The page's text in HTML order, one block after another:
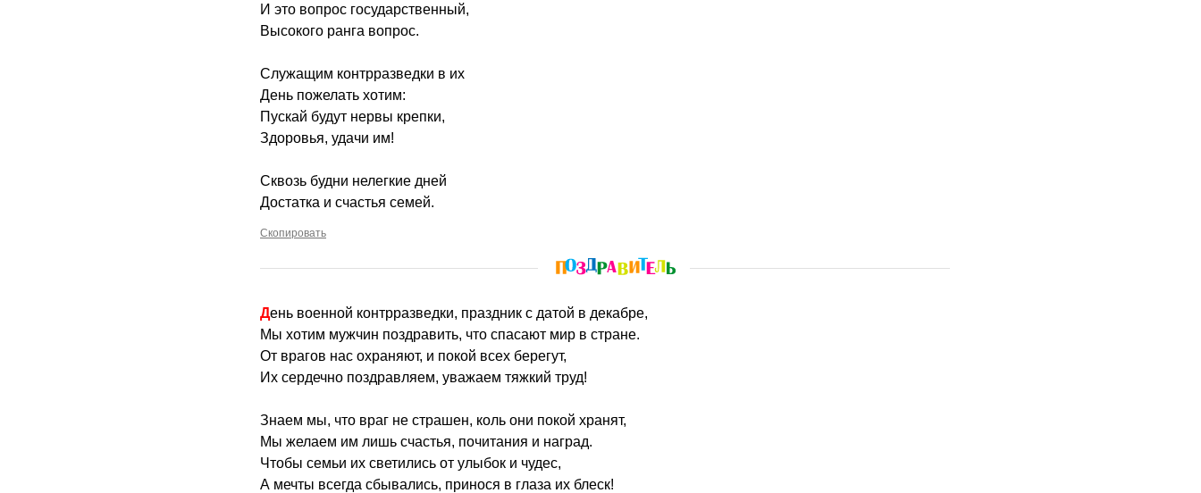
И это вопрос государственный,
Высокого ранга вопрос.
Служащим контрразведки в их
День пожелать хотим:
Пускай будут нервы крепки,
Здоровья, удачи им!
Сквозь будни нелегкие дней
Достатка и счастья семей.
Скопировать
День военной контрразведки, праздник с датой в декабре,
Мы хотим мужчин поздравить, что спасают мир в стране.
От врагов нас охраняют, и покой всех берегут,
Их сердечно поздравляем, уважаем тяжкий труд!
Знаем мы, что враг не страшен, коль они покой хранят,
Мы желаем им лишь счастья, почитания и наград.
Чтобы семьи их светились от улыбок и чудес,
А мечты всегда сбывались, принося в глаза их блеск!